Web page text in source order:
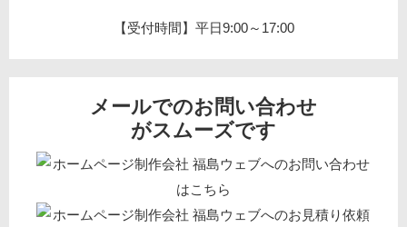
【受付時間】平日9:00～17:00
メールでのお問い合わせ
がスムーズです